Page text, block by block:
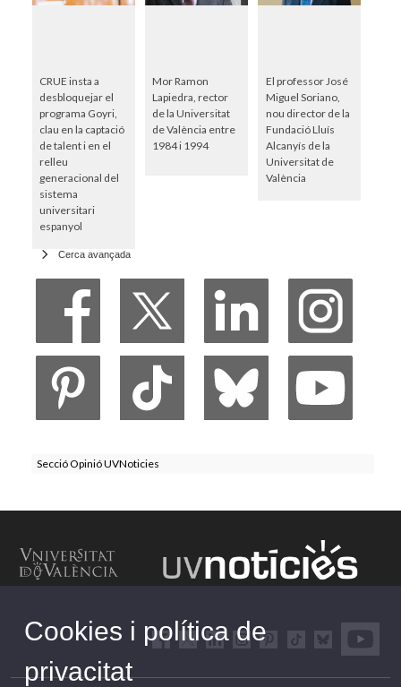
CRUE insta a
desbloquejar el
programa Goyri,
clau en la captació
de talent i en el
relleu
generacional del
sistema
universitari
espanyol
Mor Ramon
Lapiedra, rector
de la Universitat
de València entre
1984 i 1994
El professor José
Miguel Soriano,
nou director de la
Fundació Lluís
Alcanyís de la
Universitat de
València
Cerca avançada
Secció Opinió UVNoticies
Cookies i política de
privacitat